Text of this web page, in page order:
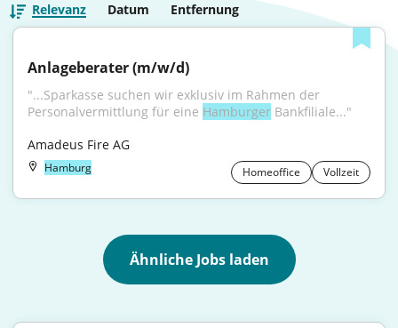
Relevanz Datum Entfernung
Anlageberater (m/w/d)
"...Sparkasse suchen wir exklusiv im Rahmen der
Personalvermittlung für eine Hamburger Bankfiliale..."
Amadeus Fire AG
Hamburg Homeoffice Vollzeit
Ähnliche Jobs laden